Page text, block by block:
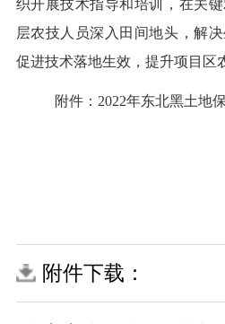
织开展技术指导和培训 ， 在关
层农技人员深入田间地头，解
促进技术落地生效，提升项目区
附件： 2022年东北黑土地
附件下载：